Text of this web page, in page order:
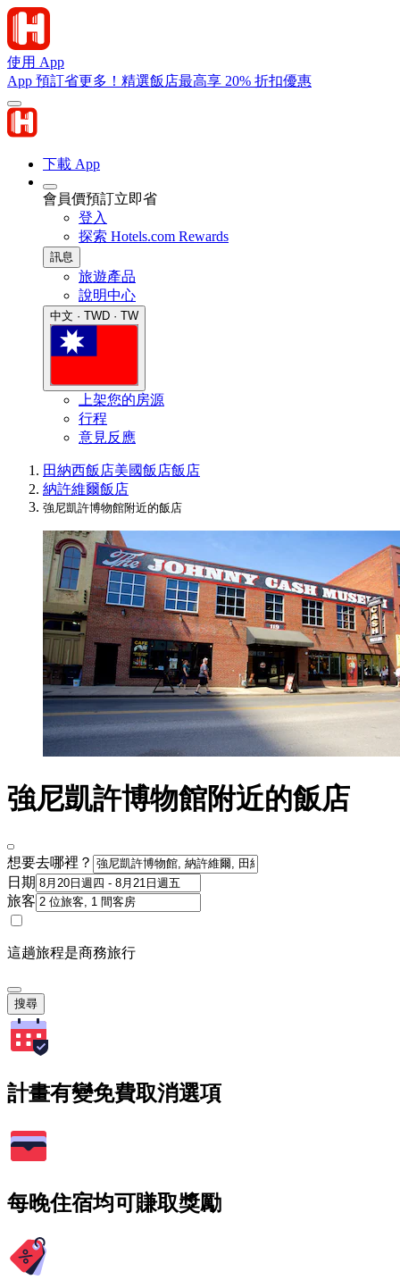
使用 App
App 預訂省更多！精選飯店最高享 20% 折扣優惠
下載 App
會員價預訂立即省
登入
探索 Hotels.com Rewards
訊息
旅遊產品
說明中心
中文 · TWD · TW
上架您的房源
行程
意見反應
田納西飯店美國飯店飯店
納許維爾飯店
強尼凱許博物館附近的飯店
強尼凱許博物館附近的飯店
想要去哪裡？
日期
旅客
這趟旅程是商務旅行
搜尋
計畫有變免費取消選項
每晚住宿均可賺取獎勵